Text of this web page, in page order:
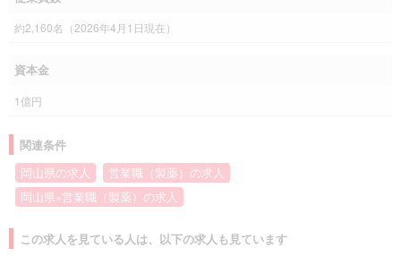
約2,160名（2026年4月1日現在）
資本金
1億円
関連条件
岡山県の求人
営業職（製薬）の求人
岡山県×営業職（製薬）の求人
この求人を見ている人は、以下の求人も見ています